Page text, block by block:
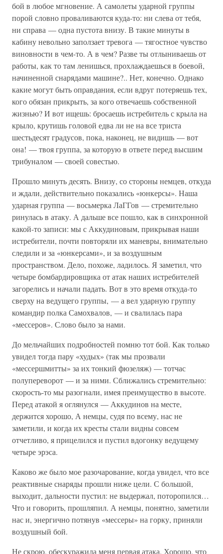
бой в любое мгновение. А самолеты ударной группы
порой словно проваливаются куда-то: ни слева от тебя,
ни справа — одна пустота внизу. В такие минуты в
кабину невольно заползает тревога — тягостное чувство
виновности в чем-то. А в чем? Разве ты отлыниваешь от
работы, как то там ленишься, прохлаждаешься в боевой,
начиненной снарядами машине?.. Нет, конечно. Однако
какие могут быть оправдания, если вдруг потеряешь тех,
кого обязан прикрыть, за кого отвечаешь собственной
жизнью? И вот ищешь: бросаешь истребитель с крыла на
крыло, крутишь головой едва ли не на все триста
шестьдесят градусов, пока, наконец, не видишь — вот
она! — твоя группа, за которую в ответе перед высшим
трибуналом — своей совестью.
Прошло минуть десять. Внизу, со стороны немцев, откуда
и ждали, действительно показались «юнкерсы». Наша
ударная группа — восьмерка ЛаГГов — стремительно
ринулась в атаку. А дальше все пошло, как в синхронной
какой-то записи: мы с Аккудиновым, прикрывая наши
истребители, почти повторяли их маневры, внимательно
следили и за «юнкерсами», и за воздушным
пространством. Дело, похоже, ладилось. Я заметил, что
четыре бомбардировщика от атак наших истребителей
загорелись и начали падать. Вот в это время откуда-то
сверху на ведущего группы, — а вел ударную группу
командир полка Самохвалов, — и свалилась пара
«мессеров». Слово было за нами.
До мельчайших подробностей помню тот бой. Как только
увидел тогда пару «худых» (так мы прозвали
«мессершмитты» за их тонкий фюзеляж) — тотчас
полупереворот — и за ними. Сближались стремительно:
скорость-то мы разогнали, имея преимущество в высоте.
Перед атакой я оглянулся — Аккудинов на месте,
держится хорошо, А немцы, судя по всему, нас не
заметили, и когда их кресты стали видны совсем
отчетливо, я прицелился и пустил вдогонку ведущему
четыре эрэса.
Каково же было мое разочарование, когда увидел, что все
реактивные снаряды прошли ниже цели. С большой,
выходит, дальности пустил: не выдержал, поторопился…
Что и говорить, прошляпил. А немцы, понятно, заметили
нас и, энергично потянув «мессеры» на горку, приняли
воздушный бой.
Не скрою, обескуражила меня первая атака. Хорошо, что